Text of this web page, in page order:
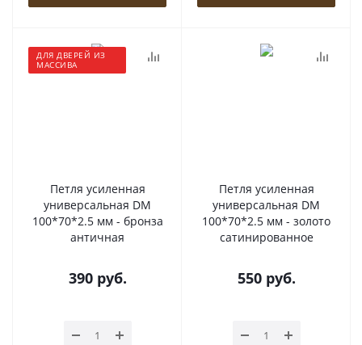
ДЛЯ ДВЕРЕЙ ИЗ
МАССИВА
Петля усиленная
универсальная DM
100*70*2.5 мм - бронза
античная
390 руб.
Петля усиленная
универсальная DM
100*70*2.5 мм - золото
сатинированное
550 руб.